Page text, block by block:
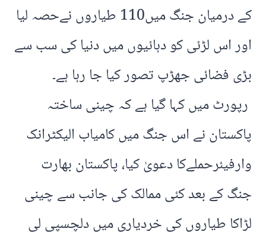
کے درمیان جنگ میں110 طیاروں نےحصہ لیا
اور اس لڑئی کو دہائیوں میں دنیا کی سب سے
بڑی فضائی جھڑپ تصور کیا جا رہا ہے۔
رپورٹ میں کہا گیا ہے کہ چینی ساختہ
پاکستان نے اس جنگ میں کامیاب الیکٹرانک
وارفیئرحملےکا دعویٰ کیا، پاکستان بھارت
جنگ کے بعد کئی ممالک کی جانب سے چینی
لڑاکا طیاروں کی خردیاری میں دلچسپی لی